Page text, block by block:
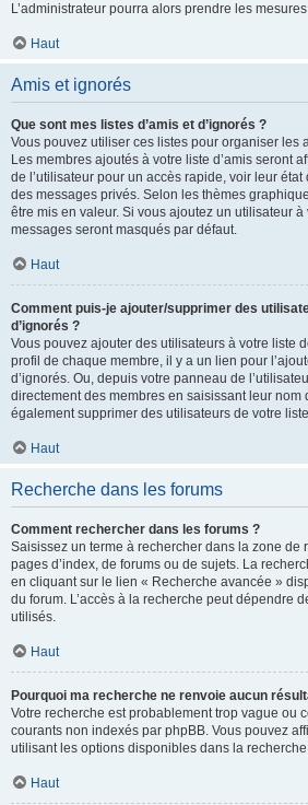
L’administrateur pourra alors prendre les
Haut
Amis et ignorés
Que sont mes listes d’amis et d’ignorés ?
Vous pouvez utiliser ces listes pour organiser les
Les membres ajoutés à votre liste d’amis seront
de l’utilisateur pour un accès rapide, voir leur
des messages privés. Selon les thèmes
être mis en valeur. Si vous ajoutez un utilisateur à
messages seront masqués par défaut.
Haut
Comment puis-je ajouter/supprimer des
d’ignorés ?
Vous pouvez ajouter des utilisateurs à votre liste
profil de chaque membre, il y a un lien pour
d’ignorés. Ou, depuis votre panneau de
directement des membres en saisissant leur nom
également supprimer des utilisateurs de votre
Haut
Recherche dans les forums
Comment rechercher dans les forums ?
Saisissez un terme à rechercher dans la zone de
pages d’index, de forums ou de sujets. La
en cliquant sur le lien « Recherche avancée »
du forum. L’accès à la recherche peut dépendre
utilisés.
Haut
Pourquoi ma recherche ne renvoie aucun
Votre recherche est probablement trop vague ou
courants non indexés par phpBB. Vous pouvez
utilisant les options disponibles dans la
Haut